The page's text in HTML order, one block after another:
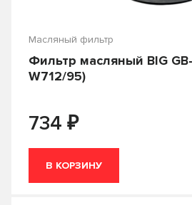
Масляный фильтр
Фильтр масляный BIG
W712/95)
734 ₽
В КОРЗИНУ